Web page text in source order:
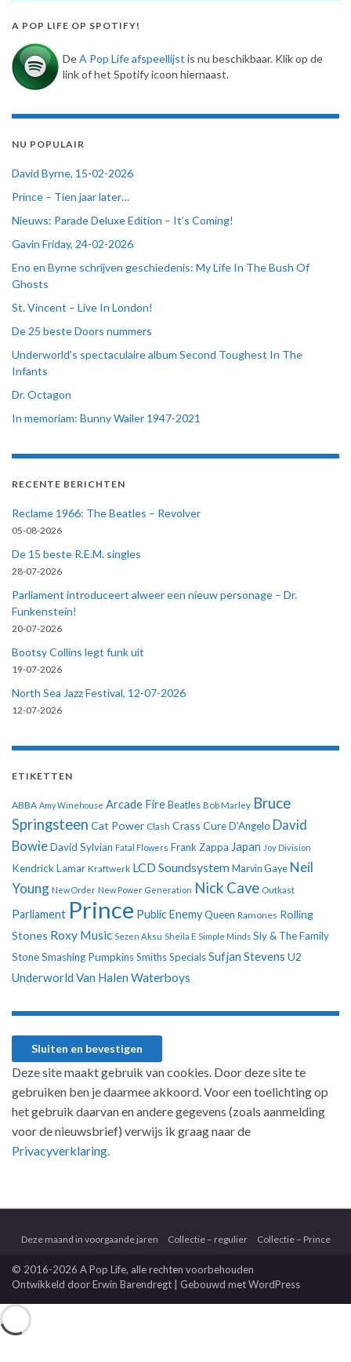
A POP LIFE OP SPOTIFY!
DeA Pop Life afspeellijst is nu beschikbaar. Klik op de
link of het Spotify icoon hiernaast.
NU POPULAIR
David Byrne, 15-02-2026
Prince – Tien jaar later…
Nieuws: Parade Deluxe Edition – It’s Coming!
Gavin Friday, 24-02-2026
Eno en Byrne schrijven geschiedenis: My Life In The Bush Of
Ghosts
St. Vincent – Live In London!
De 25 beste Doors nummers
Underworld’s spectaculaire album Second Toughest In The
Infants
Dr. Octagon
In memoriam: Bunny Wailer 1947-2021
RECENTE BERICHTEN
Reclame 1966: The Beatles – Revolver
05-08-2026
De 15 beste R.E.M. singles
28-07-2026
Parliament introduceert alweer een nieuw personage – Dr.
Funkenstein!
20-07-2026
Bootsy Collins legt funk uit
19-07-2026
North Sea Jazz Festival, 12-07-2026
12-07-2026
ETIKETTEN
ABBA Amy Winehouse Arcade Fire Beatles Bob Marley Bruce
Springsteen Cat Power Clash Crass CureD'Angelo David
BowieDavid Sylvian Fatal Flowers Frank Zappa Japan Joy Division
Kendrick Lamar Kraftwerk LCD Soundsystem Marvin Gaye Neil
Young New Order New Power Generation Nick Cave Outkast
Parliament Prince Public EnemyQueen Ramones Rolling
Stones Roxy Music Sezen Aksu Sheila E Simple Minds Sly & The Family
StoneSmashing PumpkinsSmithsSpecialsSufjan Stevens U2
Underworld Van Halen Waterboys
Deze site maakt gebruik van cookies. Door deze site te
gebruiken ben je daarmee akkoord. Voor een toelichting op
het gebruik daarvan en andere gegevens (zoals aanmelding
voor de nieuwsbrief) verwijs ik graag naar de
Privacyverklaring.
Deze maand in voorgaande jaren Collectie – regulier Collectie – Prince
© 2016-2026 A Pop Life, alle rechten voorbehouden
Ontwikkeld doorErwin Barendregt | Gebouwd metWordPress